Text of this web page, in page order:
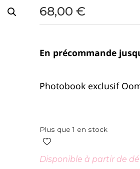
68,00 €
En précommande
Photobook exclusif
Plus que 1 en stock
Disponible à partir de